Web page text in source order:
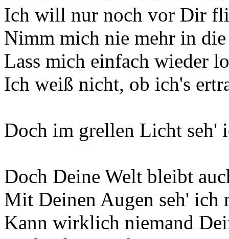
Ich will nur noch vor Dir
Nimm mich nie mehr in
Lass mich einfach wieder
Ich weiß nicht, ob ich's
Doch im grellen Licht seh'
Doch Deine Welt bleibt
Mit Deinen Augen seh' ich
Kann wirklich niemand